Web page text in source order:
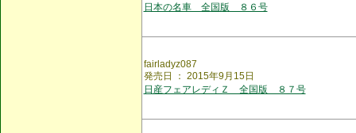
日本の名車 全国版 ８６号
fairladyz087
発売日 ： 2015年9月15日
日産フェアレディＺ 全国版 ８７号